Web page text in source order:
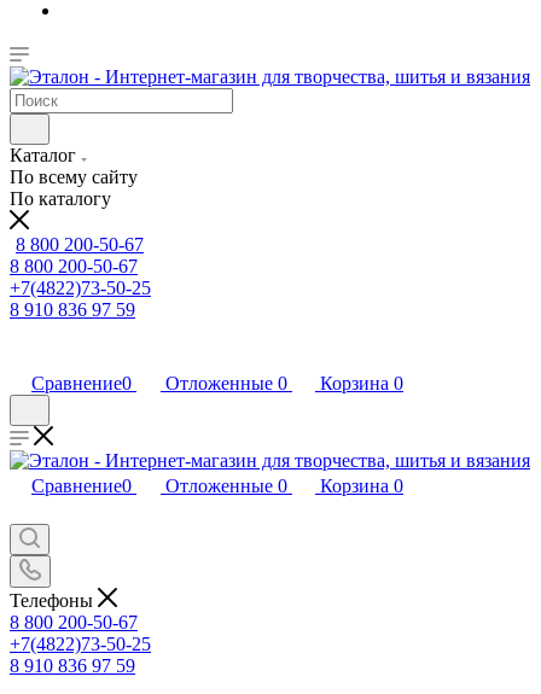
Каталог
По всему сайту
По каталогу
8 800 200-50-67
8 800 200-50-67
+7(4822)73-50-25
8 910 836 97 59
Сравнение0 Отложенные 0 Корзина 0
Сравнение0 Отложенные 0 Корзина 0
Телефоны
8 800 200-50-67
+7(4822)73-50-25
8 910 836 97 59